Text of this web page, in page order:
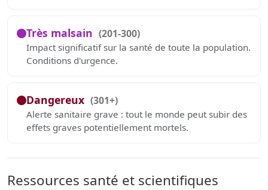
Très malsain (201-300)
Impact significatif sur la santé de toute la population.
Conditions d'urgence.
Dangereux (301+)
Alerte sanitaire grave : tout le monde peut subir des
effets graves potentiellement mortels.
Ressources santé et scientifiques